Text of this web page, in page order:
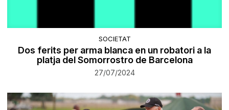
SOCIETAT
Dos ferits per arma blanca en un robatori a la
platja del Somorrostro de Barcelona
27/07/2024